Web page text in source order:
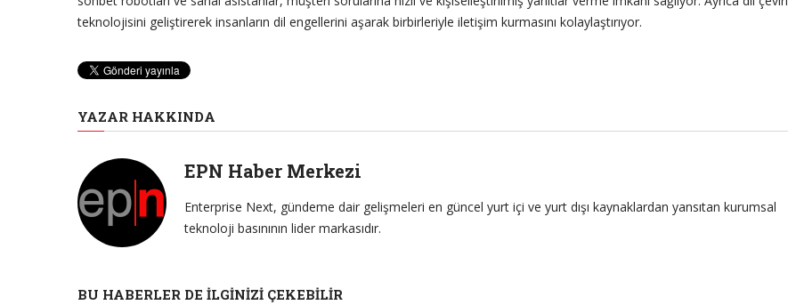
teknolojisini geliştirerek insanların dil engellerini aşarak birbirleriyle iletişim kurmasını kolaylaştırıyor.
YAZAR HAKKINDA
EPN Haber Merkezi
Enterprise Next, gündeme dair gelişmeleri en güncel yurt içi ve yurt dışı kaynaklardan yansıtan kurumsal
teknoloji basınının lider markasıdır.
BU HABERLER DE İLGINIZI ÇEKEBILIR